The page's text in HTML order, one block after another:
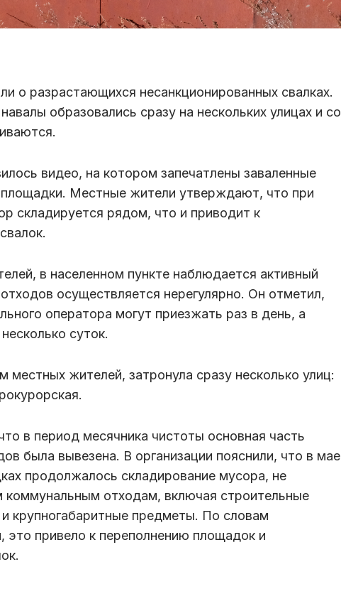
о разрастающихся несанкционированных свалках.
образовались сразу на нескольких улицах и со
видео, на котором запечатлены заваленные
Местные жители утверждают, что при
складируется рядом, что и приводит к
в населенном пункте наблюдается активный
осуществляется нерегулярно. Он отметил,
оператора могут приезжать раз в день, а
суток.
местных жителей, затронула сразу несколько улиц:
в период месячника чистоты основная часть
была вывезена. В организации пояснили, что в мае
продолжалось складирование мусора, не
коммунальным отходам, включая строительные
крупногабаритные предметы. По словам
это привело к переполнению площадок и